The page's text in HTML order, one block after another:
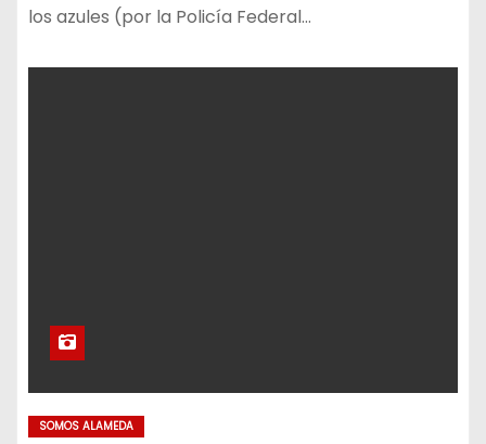
los azules (por la Policía Federal…
SOMOS ALAMEDA